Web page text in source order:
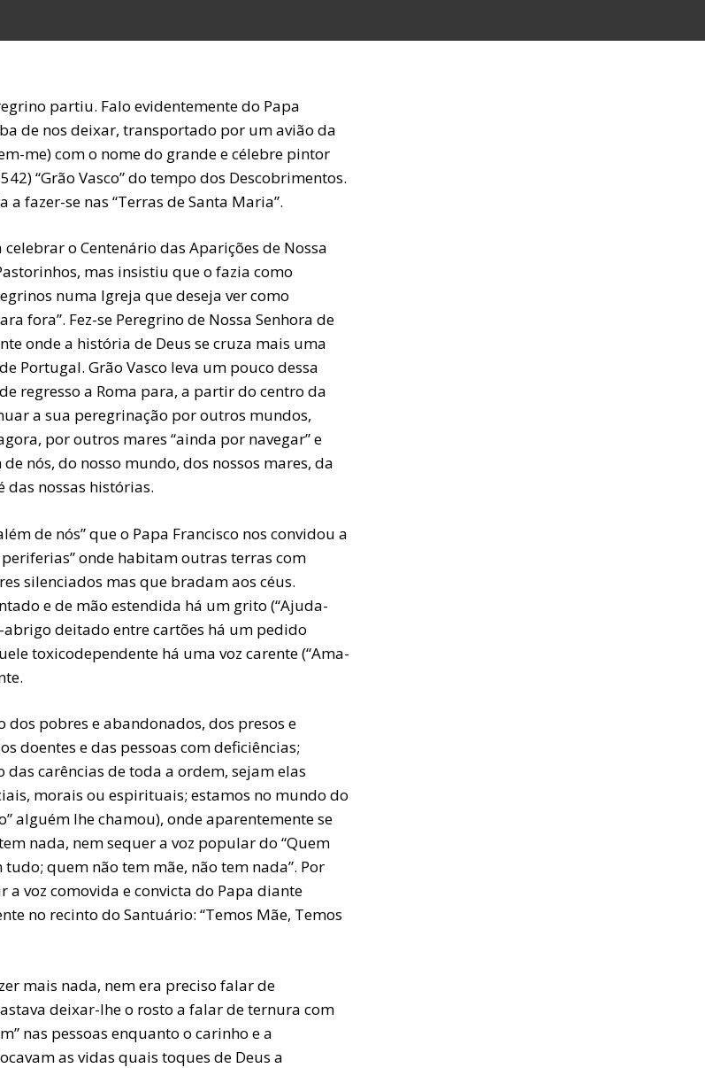
partiu. Falo evidentemente do Papa
de nos deixar, transportado por um avião da
me) com o nome do grande e célebre pintor
“Grão Vasco” do tempo dos Descobrimentos.
a fazer-se nas “Terras de Santa Maria”.
o Centenário das Aparições de Nossa
mas insistiu que o fazia como
numa Igreja que deseja ver como
fora”. Fez-se Peregrino de Nossa Senhora de
onde a história de Deus se cruza mais uma
Portugal. Grão Vasco leva um pouco dessa
regresso a Roma para, a partir do centro da
a sua peregrinação por outros mundos,
por outros mares “ainda por navegar” e
nós, do nosso mundo, dos nossos mares, da
das nossas histórias.
de nós” que o Papa Francisco nos convidou a
periferias” onde habitam outras terras com
silenciados mas que bradam aos céus.
e de mão estendida há um grito (“Ajuda-
abrigo deitado entre cartões há um pedido
toxicodependente há uma voz carente (“Ama-
dos pobres e abandonados, dos presos e
doentes e das pessoas com deficiências;
das carências de toda a ordem, sejam elas
morais ou espirituais; estamos no mundo do
alguém lhe chamou), onde aparentemente se
nada, nem sequer a voz popular do “Quem
quem não tem mãe, não tem nada”. Por
a voz comovida e convicta do Papa diante
no recinto do Santuário: “Temos Mãe, Temos
mais nada, nem era preciso falar de
deixar-lhe o rosto a falar de ternura com
nas pessoas enquanto o carinho e a
as vidas quais toques de Deus a